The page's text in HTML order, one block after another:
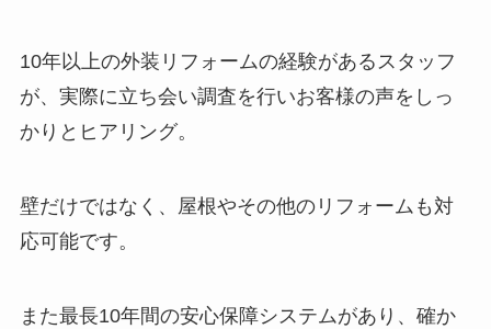
10年以上の外装リフォームの経験があるスタッフ
が、実際に立ち会い調査を行いお客様の声をしっ
かりとヒアリング。
壁だけではなく、屋根やその他のリフォームも対
応可能です。
また最長10年間の安心保障システムがあり、確か